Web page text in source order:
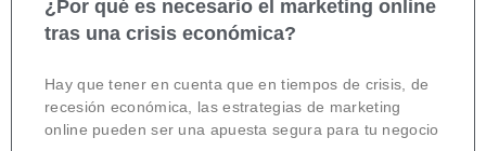
¿Por qué es necesario el marketing online
tras una crisis económica?
Hay que tener en cuenta que en tiempos de crisis, de
recesión económica, las estrategias de marketing
online pueden ser una apuesta segura para tu negocio